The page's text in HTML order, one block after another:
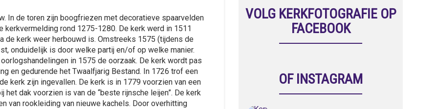
In de toren zijn boogfriezen met decoratieve spaarvelden
rond 1275-1280. De kerk werd in 1511
de kerk weer herbouwd is. Omstreeks 1575 (tijdens de
onduidelijk is door welke partij en/of op welke manier.
in 1575 de oorzaak. De kerk wordt pas
en gedurende het Twaalfjarig Bestand. In 1726 trof een
kerk zijn ingevallen. De kerk is in 1779 voorzien van een
dak voorzien is van de “beste rijnsche leijen”. De kerk
van rookleiding van nieuwe kachels. Door overhitting
VOLG KERKFOTOGRAFIE OP
FACEBOOK
OF INSTAGRAM